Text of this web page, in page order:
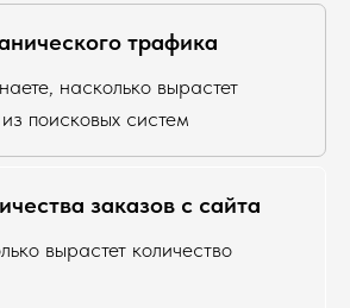
трафика
насколько вырастет
поисковых систем
заказов с сайта
вырастет количество